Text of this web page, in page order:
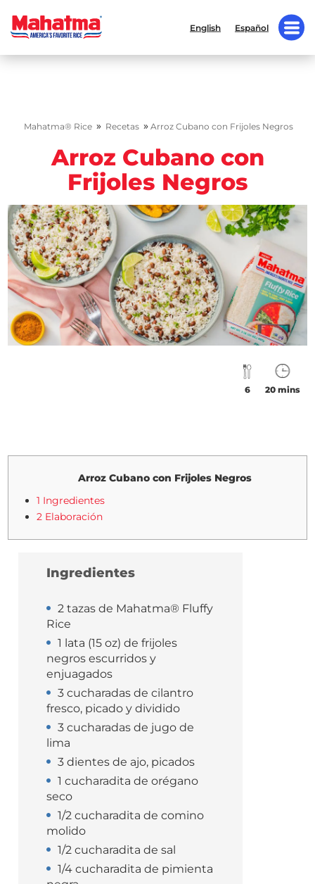
English Español
Mahatma® Rice » Recetas » Arroz Cubano con Frijoles Negros
Arroz Cubano con
Frijoles Negros
6 20 mins
Arroz Cubano con Frijoles Negros
1 Ingredientes
2 Elaboración
Ingredientes
2 tazas de Mahatma® Fluffy
Rice
1 lata (15 oz) de frijoles
negros escurridos y
enjuagados
3 cucharadas de cilantro
fresco, picado y dividido
3 cucharadas de jugo de
lima
3 dientes de ajo, picados
1 cucharadita de orégano
seco
1/2 cucharadita de comino
molido
1/2 cucharadita de sal
1/4 cucharadita de pimienta